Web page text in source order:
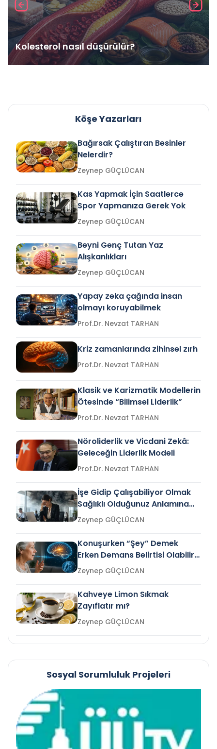
Kolesterol nasıl düşürülür?
Köşe Yazarları
Bağırsak Çalıştıran Besinler
Nelerdir?
Zeynep GÜÇLÜCAN
Kas Yapmak İçin Saatlerce
Spor Yapmanıza Gerek Yok
Zeynep GÜÇLÜCAN
Beyni Genç Tutan Yaz
Alışkanlıkları
Zeynep GÜÇLÜCAN
Yapay zeka çağında insan
olmayı koruyabilmek
Prof.Dr. Nevzat TARHAN
Kriz zamanlarında zihinsel zırh
Prof.Dr. Nevzat TARHAN
Klasik ve Karizmatik Modellerin
Ötesinde “Bilimsel Liderlik”
Prof.Dr. Nevzat TARHAN
Nöroliderlik ve Vicdani Zekâ:
Geleceğin Liderlik Modeli
Prof.Dr. Nevzat TARHAN
İşe Gidip Çalışabiliyor Olmak
Sağlıklı Olduğunuz Anlamına
Gelir mi?Zeynep GÜÇLÜCAN
Konuşurken “Şey” Demek
Erken Demans Belirtisi Olabilir
mi?
Zeynep GÜÇLÜCAN
Kahveye Limon Sıkmak
Zayıflatır mı?
Zeynep GÜÇLÜCAN
Sosyal Sorumluluk Projeleri